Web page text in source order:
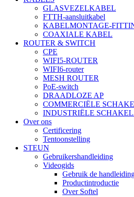
GLASVEZELKABEL
FTTH-aansluitkabel
KABELMONTAGE-
COAXIALE KABEL
ROUTER & SWITCH
CPE
WIFI5-ROUTER
WIFI6-router
MESH ROUTER
PoE-switch
DRAADLOZE AP
COMMERCIËLE
INDUSTRIËLE
Over ons
Certificering
Tentoonstelling
STEUN
Gebruikershandleiding
Videogids
Gebruik de
Productintroductie
Over Softel